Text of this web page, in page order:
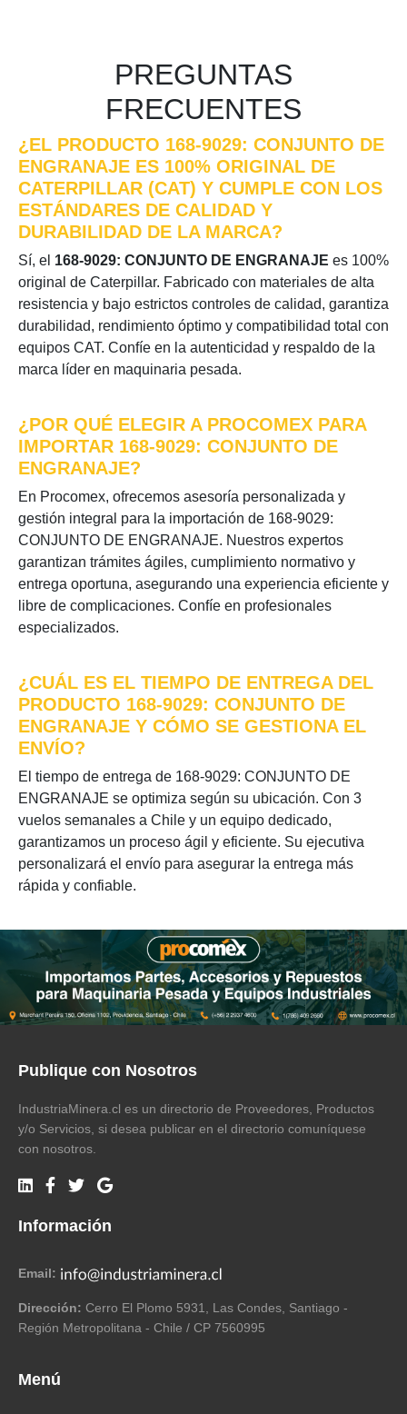
PREGUNTAS
FRECUENTES
¿EL PRODUCTO 168-9029: CONJUNTO DE
ENGRANAJE ES 100% ORIGINAL DE
CATERPILLAR (CAT) Y CUMPLE CON LOS
ESTÁNDARES DE CALIDAD Y
DURABILIDAD DE LA MARCA?
Sí, el 168-9029: CONJUNTO DE ENGRANAJE es 100%
original de Caterpillar. Fabricado con materiales de alta
resistencia y bajo estrictos controles de calidad, garantiza
durabilidad, rendimiento óptimo y compatibilidad total con
equipos CAT. Confíe en la autenticidad y respaldo de la
marca líder en maquinaria pesada.
¿POR QUÉ ELEGIR A PROCOMEX PARA
IMPORTAR 168-9029: CONJUNTO DE
ENGRANAJE?
En Procomex, ofrecemos asesoría personalizada y
gestión integral para la importación de 168-9029:
CONJUNTO DE ENGRANAJE. Nuestros expertos
garantizan trámites ágiles, cumplimiento normativo y
entrega oportuna, asegurando una experiencia eficiente y
libre de complicaciones. Confíe en profesionales
especializados.
¿CUÁL ES EL TIEMPO DE ENTREGA DEL
PRODUCTO 168-9029: CONJUNTO DE
ENGRANAJE Y CÓMO SE GESTIONA EL
ENVÍO?
El tiempo de entrega de 168-9029: CONJUNTO DE
ENGRANAJE se optimiza según su ubicación. Con 3
vuelos semanales a Chile y un equipo dedicado,
garantizamos un proceso ágil y eficiente. Su ejecutiva
personalizará el envío para asegurar la entrega más
rápida y confiable.
Publique con Nosotros
IndustriaMinera.cl es un directorio de Proveedores, Productos
y/o Servicios, si desea publicar en el directorio comuníquese
con nosotros.
Información
Email:
Dirección: Cerro El Plomo 5931, Las Condes, Santiago -
Región Metropolitana - Chile / CP 7560995
Menú